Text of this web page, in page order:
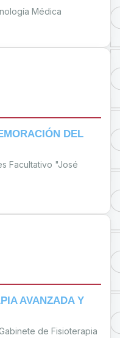
Médica
DEL
Facultativo "José
AVANZADA Y
de Fisioterapia